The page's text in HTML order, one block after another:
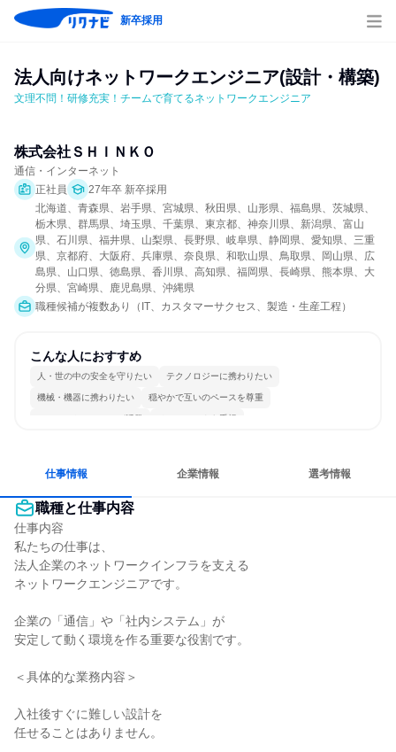
新卒採用
法人向けネットワークエンジニア(設計・構築)
文理不問！研修充実！チームで育てるネットワークエンジニア
株式会社ＳＨＩＮＫＯ
通信・インターネット
正社員
27年卒 新卒採用
北海道、青森県、岩手県、宮城県、秋田県、山形県、福島県、茨城県、
栃木県、群馬県、埼玉県、千葉県、東京都、神奈川県、新潟県、富山
県、石川県、福井県、山梨県、長野県、岐阜県、静岡県、愛知県、三重
県、京都府、大阪府、兵庫県、奈良県、和歌山県、鳥取県、岡山県、広
島県、山口県、徳島県、香川県、高知県、福岡県、長崎県、熊本県、大
分県、宮崎県、鹿児島県、沖縄県
職種候補が複数あり（IT、カスタマーサクセス、製造・生産工程）
こんな人におすすめ
人・世の中の安全を守りたい テクノロジーに携わりたい
機械・機器に携わりたい 穏やかで互いのペースを尊重
コミュニケーションが活発 チームワークを重視
仕事情報 企業情報 選考情報
職種と仕事内容
仕事内容
私たちの仕事は、
法人企業のネットワークインフラを支える
ネットワークエンジニアです。
企業の「通信」や「社内システム」が
安定して動く環境を作る重要な役割です。
＜具体的な業務内容＞
入社後すぐに難しい設計を
任せることはありません。